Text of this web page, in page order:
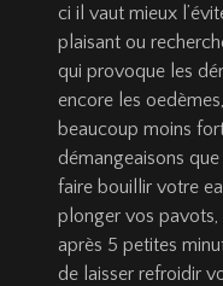
ci il vaut mieux
plaisant ou
qui provoque les
encore les
beaucoup moins
démangeaisons
faire bouillir votre
plonger vos pavots,
après 5 petites
de laisser refroidir